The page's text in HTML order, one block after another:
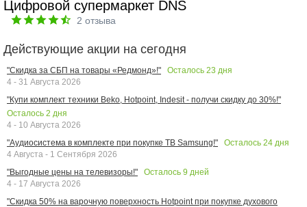
Цифровой супермаркет DNS
2 отзыва
Действующие акции на сегодня
"Скидка за СБП на товары «Редмонд»!" Осталось 23 дня
4 - 31 Августа 2026
"Купи комплект техники Beko, Hotpoint, Indesit - получи скидку до 30%!"
Осталось 2 дня
4 - 10 Августа 2026
"Аудиосистема в комплекте при покупке ТВ Samsung!"
Осталось 24 дня
4 Августа - 1 Сентября 2026
"Выгодные цены на телевизоры!"
Осталось 9 дней
4 - 17 Августа 2026
"Скидка 50% на варочную поверхность Hotpoint при покупке духового